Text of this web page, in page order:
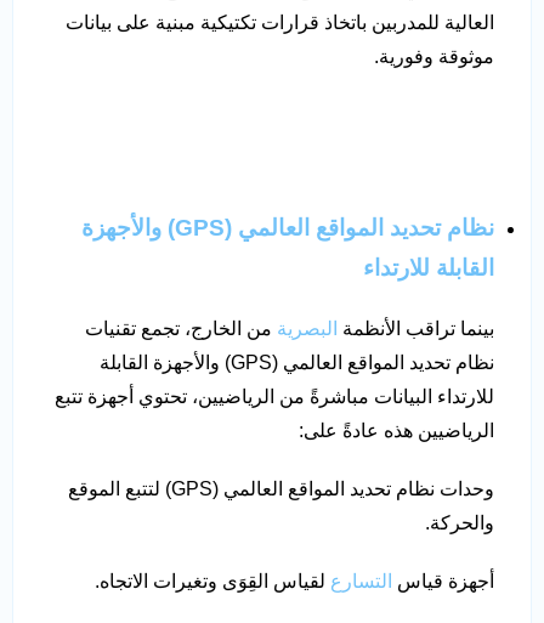
العالية للمدربين باتخاذ قرارات تكتيكية مبنية على بيانات
موثوقة وفورية.
نظام تحديد المواقع العالمي (GPS)
والأجهزة
القابلة للارتداء
بينما تراقب الأنظمة البصرية من الخارج، تجمع تقنيات
نظام تحديد المواقع العالمي (GPS) والأجهزة القابلة
للارتداء البيانات مباشرةً من الرياضيين، تحتوي أجهزة تتبع
الرياضيين هذه عادةً على:
وحدات نظام تحديد المواقع العالمي (GPS) لتتبع الموقع
والحركة.
أجهزة قياس التسارع لقياس القِوَى وتغيرات الاتجاه.